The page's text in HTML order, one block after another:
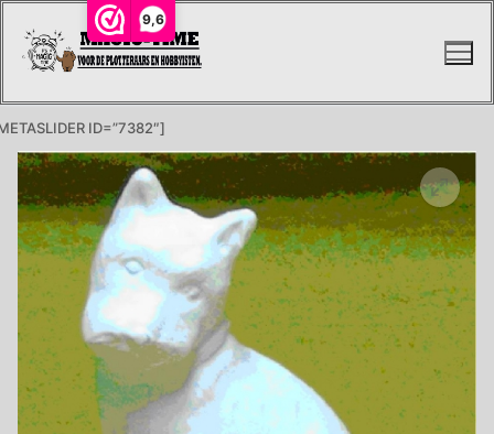
9,6
naar
ID=”7382″]